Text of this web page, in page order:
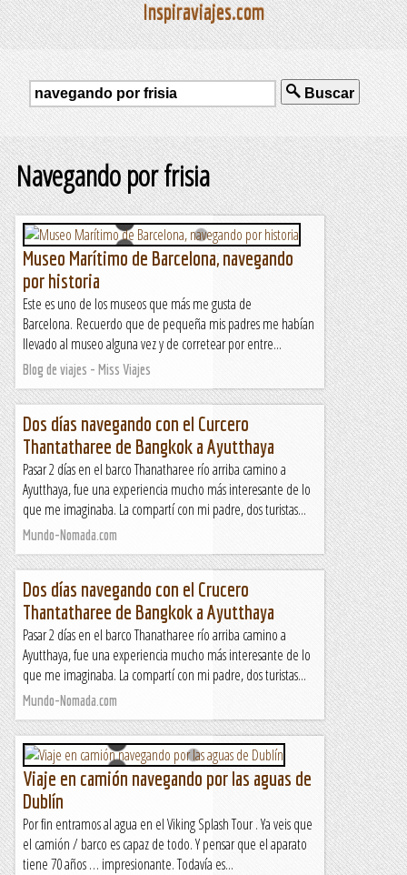
Inspiraviajes.com
Buscar
Navegando por frisia
Museo Marítimo de Barcelona, navegando
por historia
Este es uno de los museos que más me gusta de
Barcelona. Recuerdo que de pequeña mis padres me habían
llevado al museo alguna vez y de corretear por entre...
Blog de viajes - Miss Viajes
Dos días navegando con el Curcero
Thantatharee de Bangkok a Ayutthaya
Pasar 2 días en el barco Thanatharee río arriba camino a
Ayutthaya, fue una experiencia mucho más interesante de lo
que me imaginaba. La compartí con mi padre, dos turistas...
Mundo-Nomada.com
Dos días navegando con el Crucero
Thantatharee de Bangkok a Ayutthaya
Pasar 2 días en el barco Thanatharee río arriba camino a
Ayutthaya, fue una experiencia mucho más interesante de lo
que me imaginaba. La compartí con mi padre, dos turistas...
Mundo-Nomada.com
Viaje en camión navegando por las aguas de
Dublín
Por fin entramos al agua en el Viking Splash Tour . Ya veis que
el camión / barco es capaz de todo. Y pensar que el aparato
tiene 70 años … impresionante. Todavía es...